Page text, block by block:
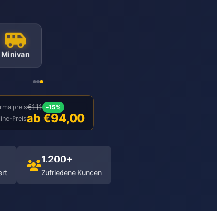
Minivan
€111 –15%
Preisab €94,00
1.200+
Zufriedene Kunden